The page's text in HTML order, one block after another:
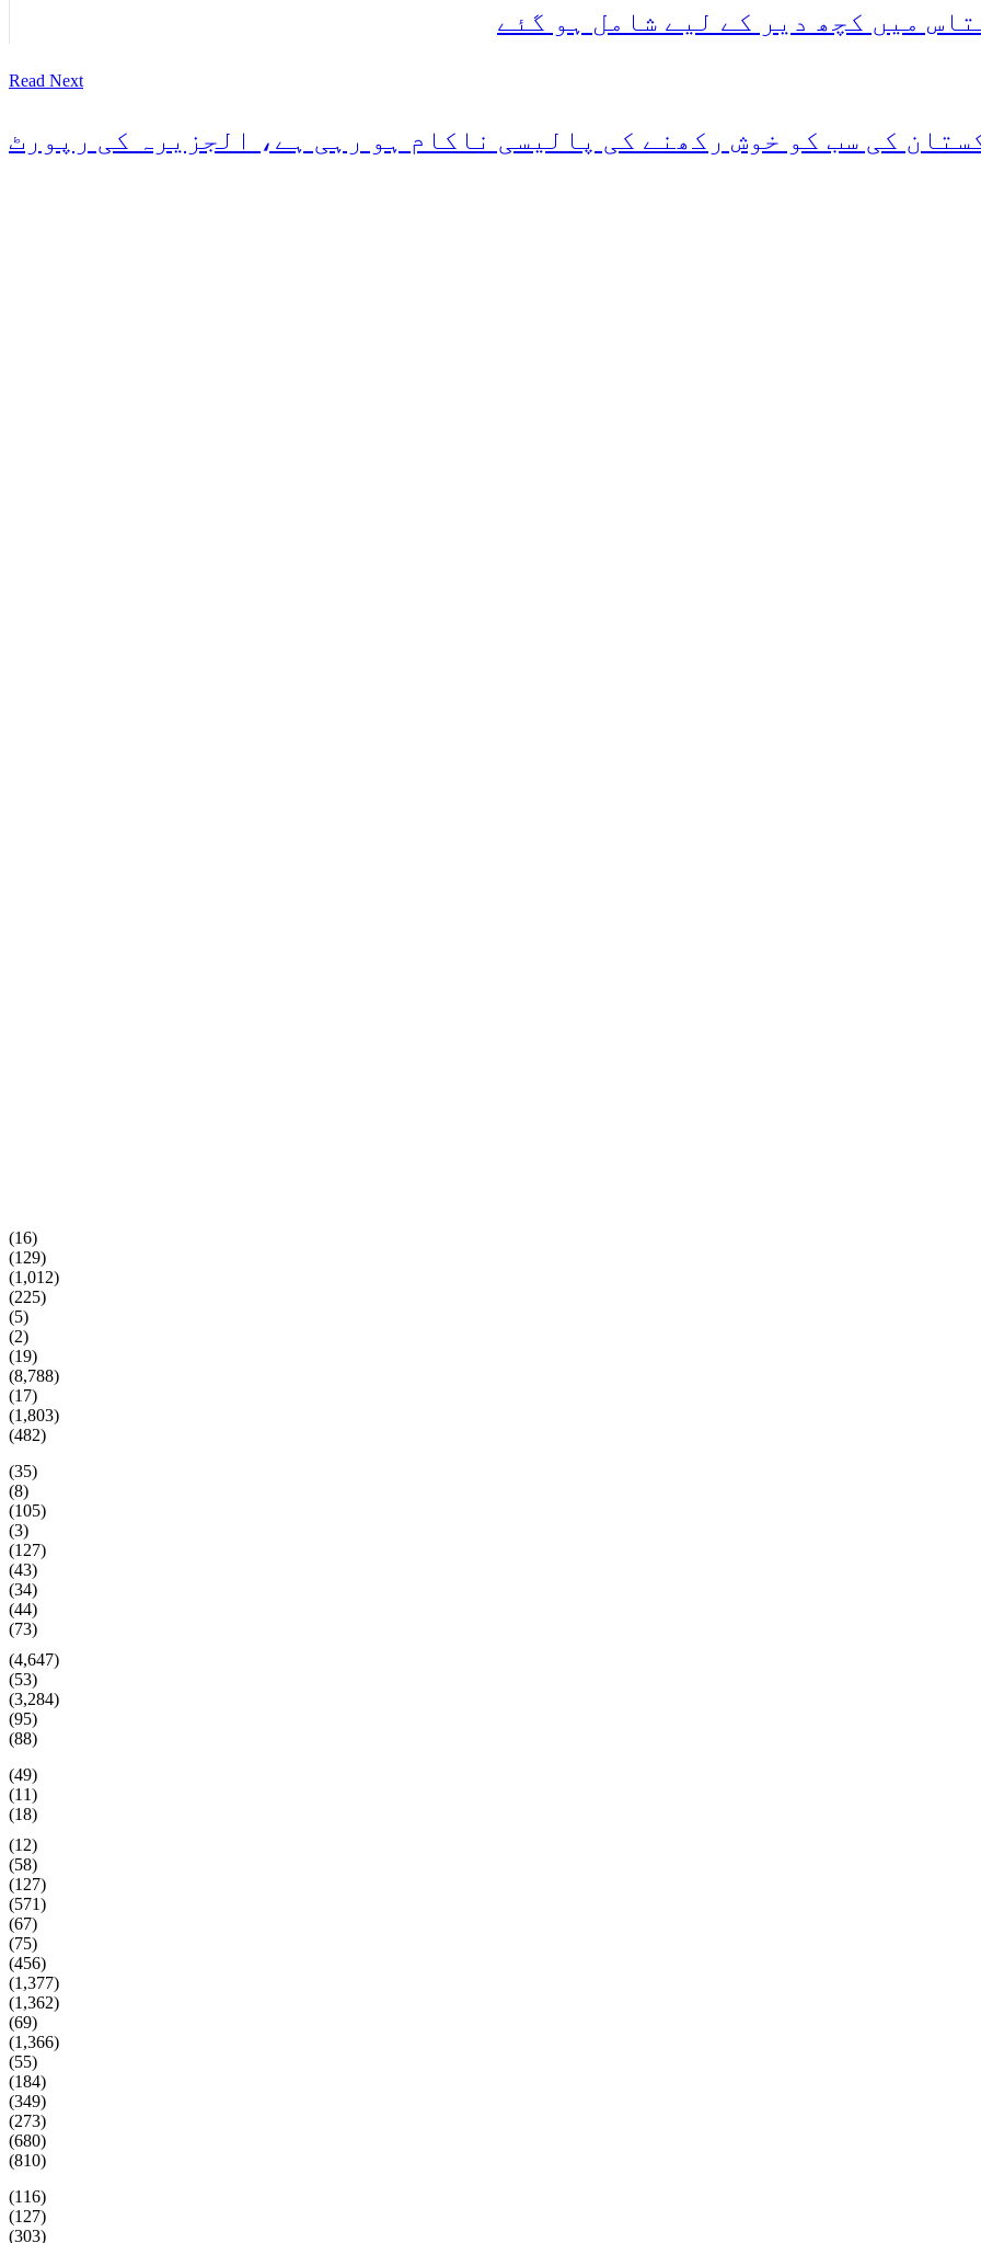
میں کچھ دیر کے لیے شامل ہو گئے
Read Next
کی سب کو خوش رکھنے کی پالیسی ناکام ہو رہی ہے، الجزیرہ کی رپورٹ
(16)
(129)
(1,012)
(225)
(5)
(2)
(19)
(8,788)
(17)
(1,803)
(482)
(35)
(8)
(105)
(3)
(127)
(43)
(34)
(44)
(73)
(4,647)
(53)
(3,284)
(95)
(88)
(49)
(11)
(18)
(12)
(58)
(127)
(571)
(67)
(75)
(456)
(1,377)
(1,362)
(69)
(1,366)
(55)
(184)
(349)
(273)
(680)
(810)
(116)
(127)
(303)